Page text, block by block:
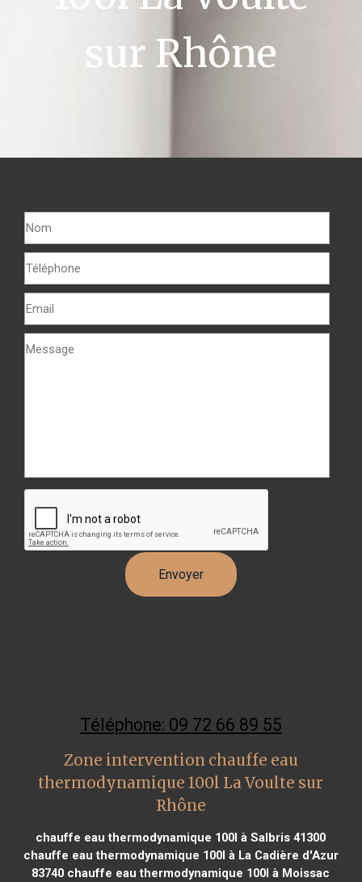
sur Rhône
Téléphone: 09 72 66 89 55
Zone intervention chauffe eau
thermodynamique 100l La Voulte sur
Rhône
chauffe eau thermodynamique 100l à Salbris 41300
chauffe eau thermodynamique 100l à La Cadière d'Azur
83740 chauffe eau thermodynamique 100l à Moissac